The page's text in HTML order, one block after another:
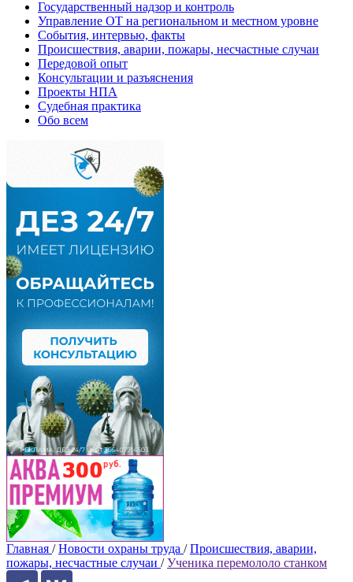
Государственный надзор и контроль
Управление ОТ на региональном и местном уровне
События, интервью, факты
Происшествия, аварии, пожары, несчастные случаи
Передовой опыт
Консультации и разъяснения
Проекты НПА
Судебная практика
Обо всем
Главная / Новости охраны труда / Происшествия, аварии,
пожары, несчастные случаи / Ученика перемололо станком